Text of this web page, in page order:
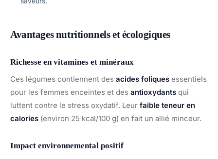
Avantages nutritionnels et écologiques
Richesse en vitamines et minéraux
Ces légumes contiennent des acides foliques essentiels
pour les femmes enceintes et des antioxydants qui
luttent contre le stress oxydatif. Leur faible teneur en
calories (environ 25 kcal/100 g) en fait un allié minceur.
Impact environnemental positif